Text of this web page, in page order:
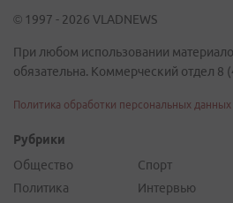
© 1997 - 2026 VLADNEWS
При любом использовании
обязательна. Коммерческий отдел 8
Политика обработки персональных данных
Рубрики
Общество
Политика
Спорт
Интервью